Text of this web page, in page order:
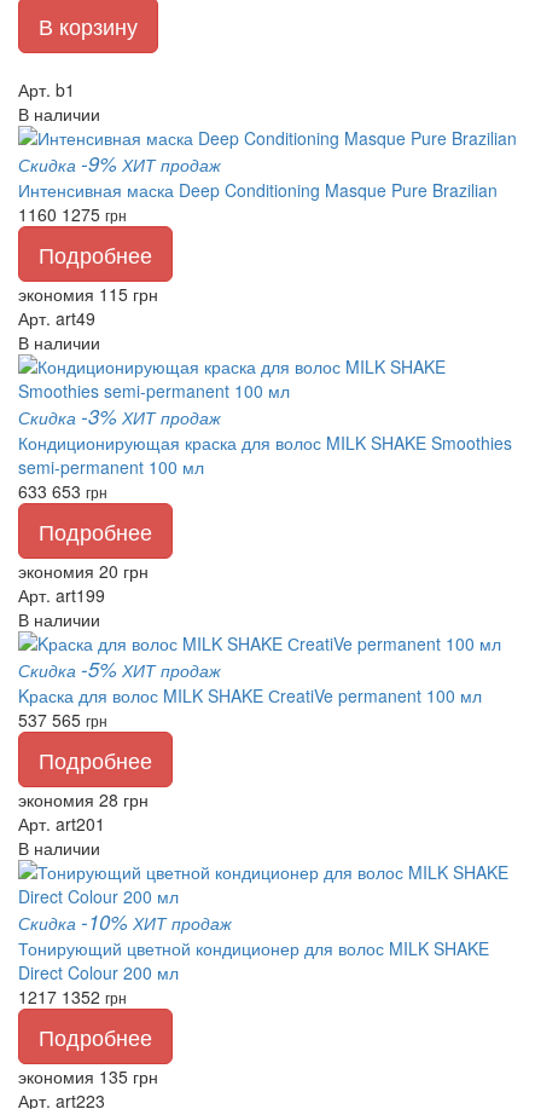
В корзину
Арт. b1
В наличии
Скидка -9% ХИТ продаж
Интенсивная маска Deep Conditioning Masque Pure Brazilian
1160 1275 грн
Подробнее
экономия 115 грн
Арт. art49
В наличии
Скидка -3% ХИТ продаж
Кондиционирующая краска для волос MILK SHAKE Smoothies
semi-permanent 100 мл
633 653 грн
Подробнее
экономия 20 грн
Арт. art199
В наличии
Скидка -5% ХИТ продаж
Kраска для волос MILK SHAKE СreatiVe permanent 100 мл
537 565 грн
Подробнее
экономия 28 грн
Арт. art201
В наличии
Скидка -10% ХИТ продаж
Тонирующий цветной кондиционер для волос MILK SHAKE
Direct Colour 200 мл
1217 1352 грн
Подробнее
экономия 135 грн
Арт. art223